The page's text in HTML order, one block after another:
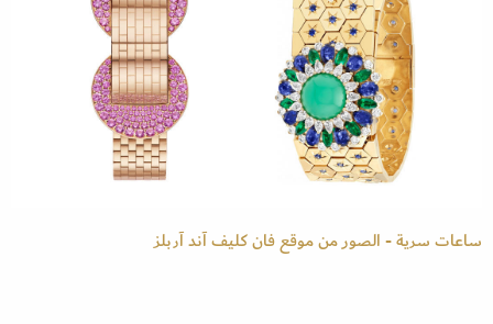
ساعات سرية - الصور من موقع فان كليف آند آربلز